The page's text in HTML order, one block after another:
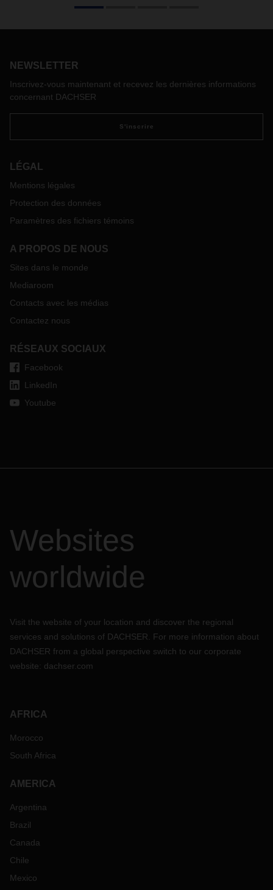
NEWSLETTER
Inscrivez-vous maintenant et recevez les dernières informations
concernant DACHSER
S'inscrire
LÉGAL
Mentions légales
Protection des données
Paramètres des fichiers témoins
A PROPOS DE NOUS
Sites dans le monde
Mediaroom
Contacts avec les médias
Contactez nous
RÉSEAUX SOCIAUX
Facebook
LinkedIn
Youtube
Websites
worldwide
Visit the website of your location and discover the regional
services and solutions of DACHSER. For more information about
DACHSER from a global perspective switch to our corporate
website: dachser.com
AFRICA
Morocco
South Africa
AMERICA
Argentina
Brazil
Canada
Chile
Mexico